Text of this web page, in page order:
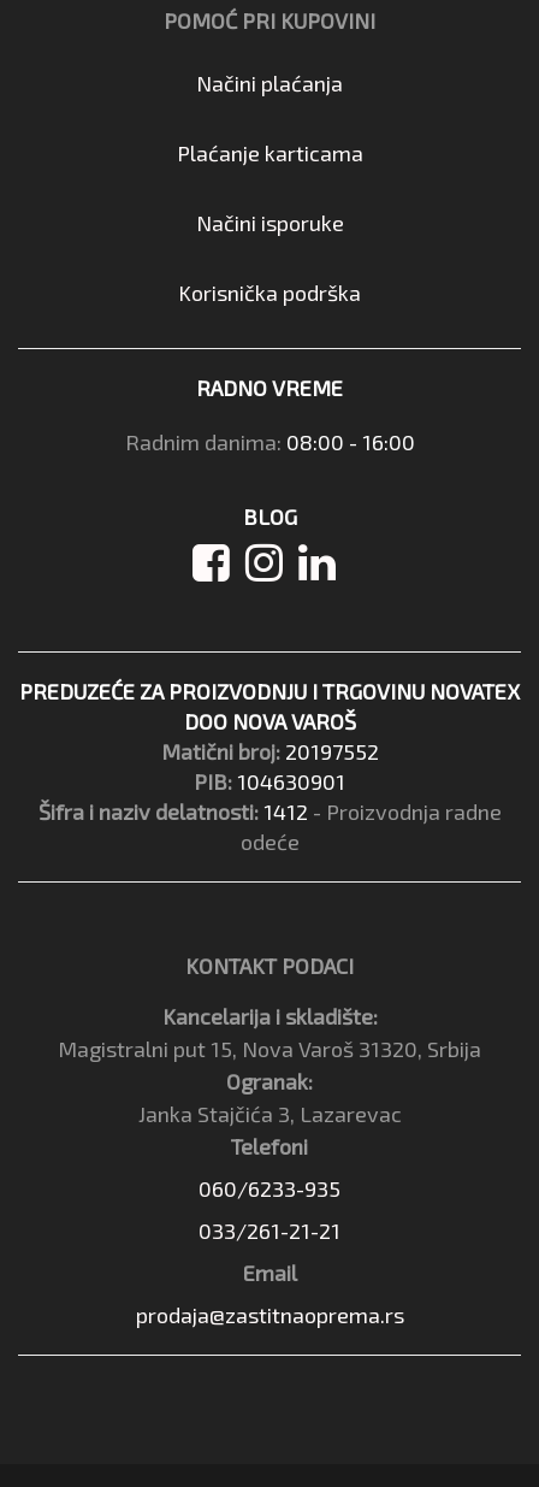
POMOĆ PRI KUPOVINI
Načini plaćanja
Plaćanje karticama
Načini isporuke
Korisnička podrška
RADNO VREME
Radnim danima: 08:00 - 16:00
BLOG
PREDUZEĆE ZA PROIZVODNJU I TRGOVINU NOVATEX
DOO NOVA VAROŠ
Matični broj: 20197552
PIB: 104630901
Šifra i naziv delatnosti: 1412 - Proizvodnja radne
odeće
KONTAKT PODACI
Kancelarija i skladište:
Magistralni put 15, Nova Varoš 31320, Srbija
Ogranak:
Janka Stajčića 3, Lazarevac
Telefoni
060/6233-935
033/261-21-21
Email
prodaja@zastitnaoprema.rs